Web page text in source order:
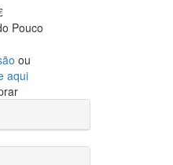
Pouco
ou
aqui